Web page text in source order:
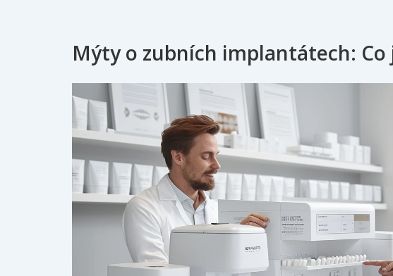
Mýty o zubních implantátech: